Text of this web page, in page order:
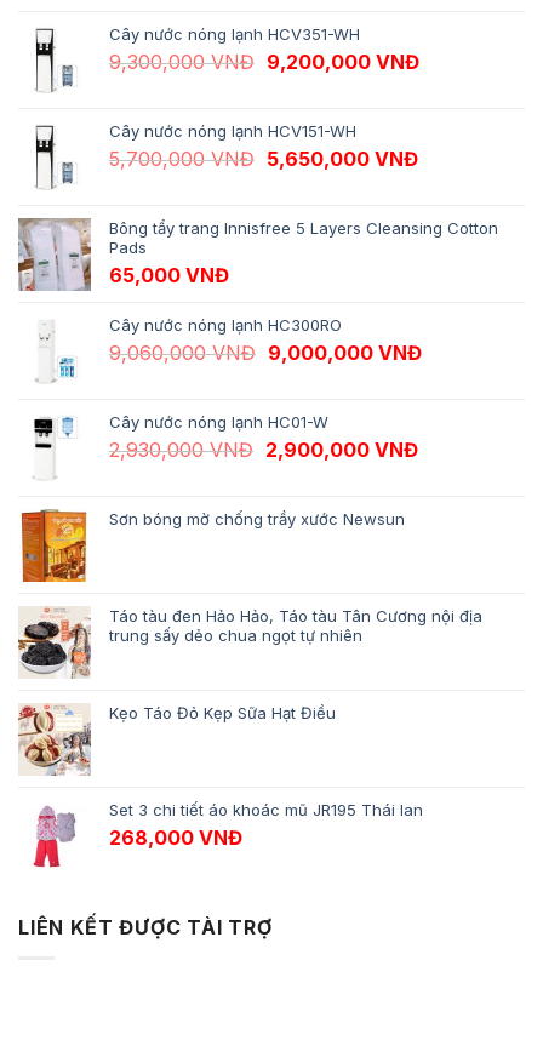
Cây nước nóng lạnh HCV351-WH
9,300,000VNĐ Giá gốc là: 9,300,000 VNĐ.
9,200,000 VNĐGiá hiện tại
Cây nước nóng lạnh HCV151-WH
5,700,000VNĐ Giá gốc là: 5,700,000 VNĐ.
5,650,000 VNĐGiá hiện tại
Bông tẩy trang Innisfree 5 Layers Cleansing Cotton
Pads
65,000 VNĐ
Cây nước nóng lạnh HC300RO
9,060,000VNĐ Giá gốc là: 9,060,000 VNĐ.
9,000,000 VNĐGiá hiện tại
Cây nước nóng lạnh HC01-W
2,930,000VNĐ Giá gốc là: 2,930,000 VNĐ.
2,900,000 VNĐGiá hiện tại
Sơn bóng mờ chống trầy xước Newsun
Táo tàu đen Hảo Hảo, Táo tàu Tân Cương nội địa
trung sấy dẻo chua ngọt tự nhiên
Kẹo Táo Đỏ Kẹp Sữa Hạt Điều
Set 3 chi tiết áo khoác mũ JR195 Thái lan
268,000 VNĐ
LIÊN KẾT ĐƯỢC TÀI TRỢ